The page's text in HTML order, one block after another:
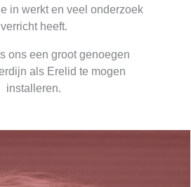
in werkt en veel onderzoek
verricht heeft.
ons een groot genoegen
als Erelid te mogen
installeren.